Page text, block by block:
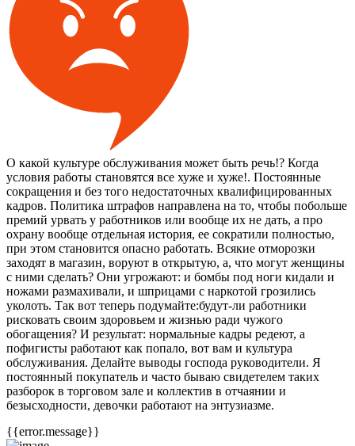
О какой культуре обслуживания может быть речь!? Когда
условия работы становятся все хуже и хуже!. Постоянные
сокращения и без того недостаточных квалифицированных
кадров. Политика штрафов направлена на то, чтобы побольше
премий урвать у работников или вообще их не дать, а про
охрану вообще отдельная история, ее сократили полностью,
при этом становится опасно работать. Всякие отморозки
заходят в магазин, воруют в открытую, а, что могут женщины
с ними сделать? Они угрожают: и бомбы под ноги кидали и
ножами размахивали, и шприцами с наркотой грозились
уколоть. Так вот теперь подумайте:будут-ли работники
рисковать своим здоровьем и жизнью ради чужого
обогащения? И результат: нормальные кадры редеют, а
пофигисты работают как попало, вот вам и культура
обслуживания. Делайте выводы господа руководители. Я
постоянный покупатель и часто бываю свидетелем таких
разборок в торговом зале и коллектив в отчаянии и
безысходности, девочки работают на энтузиазме.
{{error.message}}